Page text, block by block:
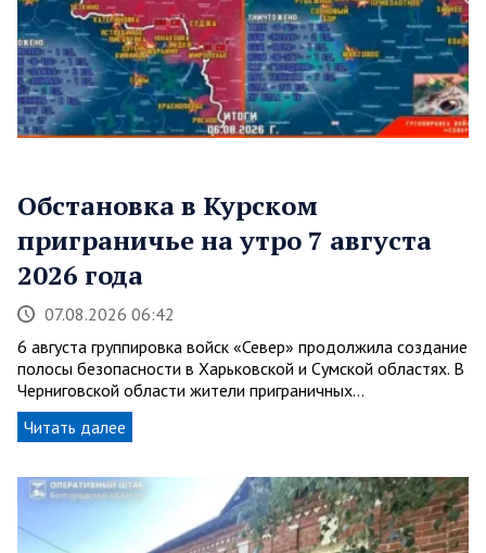
Обстановка в Курском
приграничье на утро 7 августа
2026 года
07.08.2026 06:42
6 августа группировка войск «Север» продолжила создание
полосы безопасности в Харьковской и Сумской областях. В
Черниговской области жители приграничных…
Читать далее